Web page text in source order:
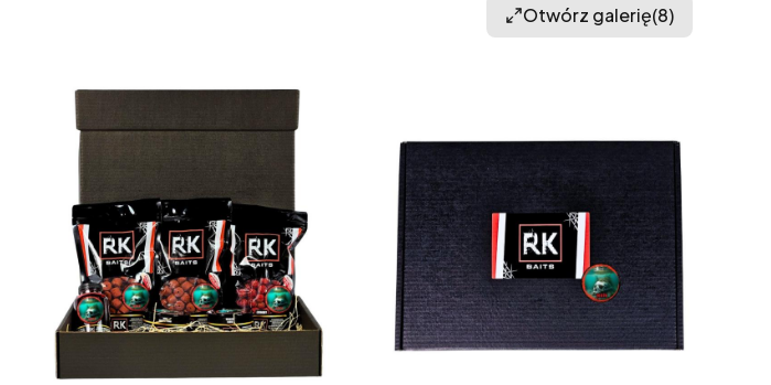
Otwórz galerię(8)